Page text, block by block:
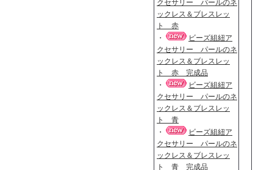
クセサリー パールのネ
ックレス＆ブレスレッ
ト 赤
・
ビーズ組紐ア
クセサリー パールのネ
ックレス＆ブレスレッ
ト 赤 完成品
・
ビーズ組紐ア
クセサリー パールのネ
ックレス＆ブレスレッ
ト 青
・
ビーズ組紐ア
クセサリー パールのネ
ックレス＆ブレスレッ
ト 青 完成品